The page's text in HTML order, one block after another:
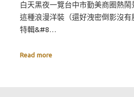
白天黑夜一覽台中市勤美商圈熱鬧
這種浪漫洋裝（還好洩密倒影沒
特輯&#8…
Read more